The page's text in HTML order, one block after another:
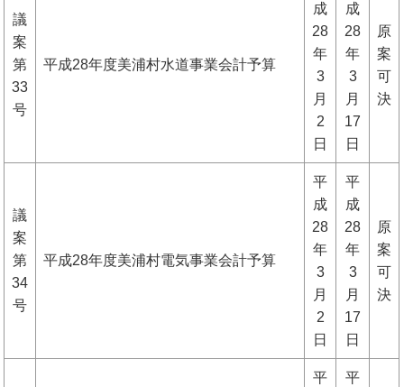
議
案
第
33
号
平成28年度美浦村水道事業会計予算
成
28
年
3
月
2
日
成
28
年
3
月
17
日
原
案
可
決
議
案
第
34
号
平成28年度美浦村電気事業会計予算
平
成
28
年
3
月
2
日
平
成
28
年
3
月
17
日
原
案
可
決
平
平